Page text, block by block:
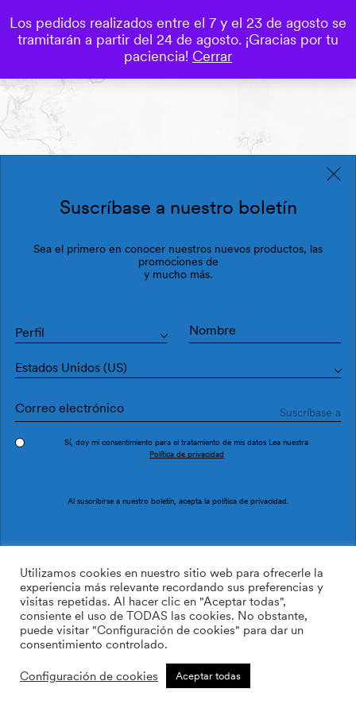
0
Ref. M3048-1
113.64$ /m2
Suscríbase a nuestro boletín
Sea el primero en conocer nuestros nuevos productos, las
promociones de
y mucho más.
Perfil
Estados Unidos (US)
Sí, doy mi consentimiento para el tratamiento de mis datos Lea nuestra
Política de privacidad
Al suscribirse a nuestro boletín, acepta la política de privacidad
Utilizamos cookies en nuestro sitio web para ofrecerle la
experiencia más relevante recordando sus preferencias y
visitas repetidas. Al hacer clic en "Aceptar todas",
consiente el uso de TODAS las cookies. No obstante,
puede visitar "Configuración de cookies" para dar un
consentimiento controlado.
Configuración de cookies Aceptar todas
Los pedidos realizados entre el 7 y el 23 de agosto se
tramitarán a partir del 24 de agosto. ¡Gracias por tu
paciencia! Cerrar